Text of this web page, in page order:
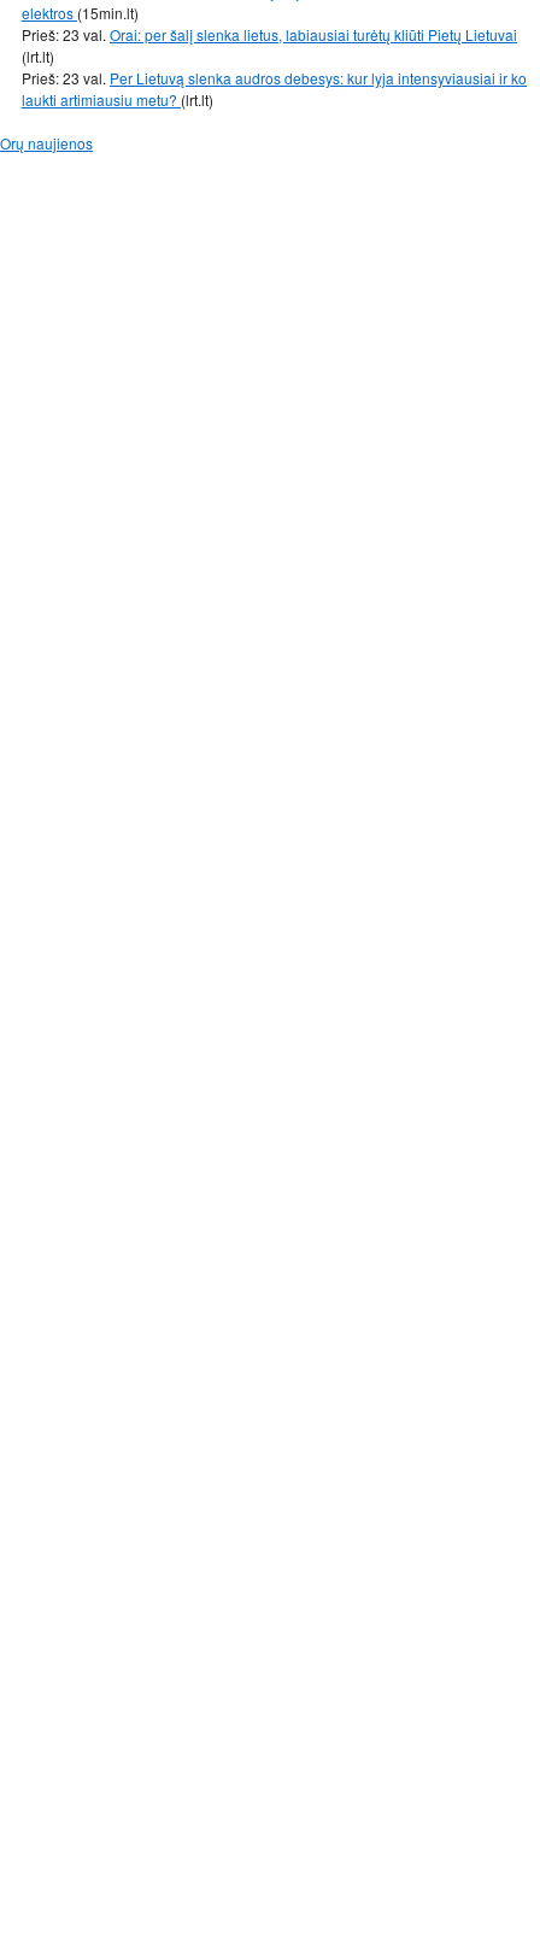
elektros (15min.lt)
Prieš: 23 val. Orai: per šalį slenka lietus, labiausiai turėtų kliūti Pietų Lietuvai
(lrt.lt)
Prieš: 23 val. Per Lietuvą slenka audros debesys: kur lyja intensyviausiai ir ko
laukti artimiausiu metu? (lrt.lt)
Orų naujienos